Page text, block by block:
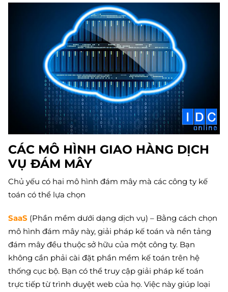
CÁC MÔ HÌNH GIAO HÀNG DỊCH
VỤ ĐÁM MÂY
Chủ yếu có hai mô hình đám mây mà các công ty kế
toán có thể lựa chọn
SaaS (Phần mềm dưới dạng dịch vụ) – Bằng cách chọn
mô hình đám mây này, giải pháp kế toán và nền tảng
đám mây đều thuộc sở hữu của một công ty. Bạn
không cần phải cài đặt phần mềm kế toán trên hệ
thống cục bộ. Bạn có thể truy cập giải pháp kế toán
trực tiếp từ trình duyệt web của họ. Việc này giúp loại